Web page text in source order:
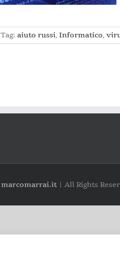
Tag: aiuto russi, Informatico,
marcomarrai.it | All Rights